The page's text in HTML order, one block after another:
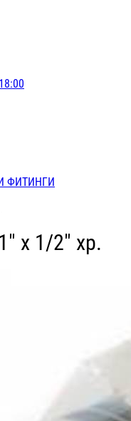
ФИТИНГИ
х 1/2" хр.